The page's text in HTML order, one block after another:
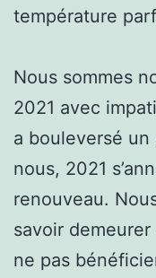
température
Nous sommes
2021 avec
a bouleversé un
nous, 2021
renouveau.
savoir
ne pas